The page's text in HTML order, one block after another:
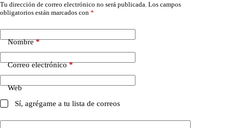
Tu dirección de correo electrónico no será publicada. Los campos
obligatorios están marcados con *
Nombre*
Correo electrónico*
Web
Sí, agrégame a tu lista de correos